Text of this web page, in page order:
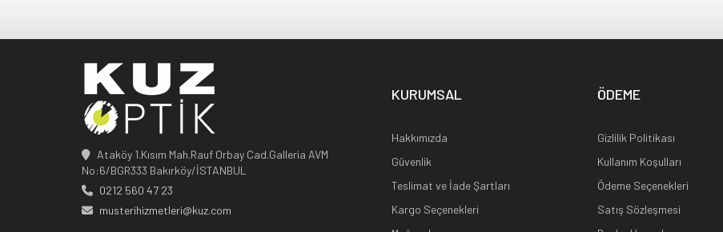
Ataköy 1.Kısım Mah.Rauf Orbay Cad.Galleria AVM
No:6/BGR333 Bakırköy/İSTANBUL
0212 560 47 23
musterihizmetleri@kuz.com
KURUMSAL
Hakkımızda
Güvenlik
Teslimat ve İade Şartları
Kargo Seçenekleri
ÖDEME
Gizlilik Politikası
Kullanım Koşulları
Ödeme Seçenekleri
Satış Sözleşmesi